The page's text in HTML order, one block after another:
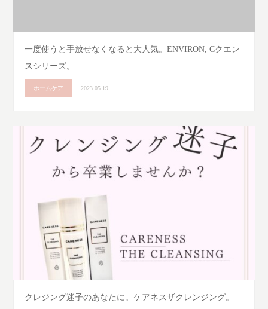
一度使うと手放せなくなると大人気。ENVIRON, Cクエン
スシリーズ。
ホームケア 2023.05.19
クレジング迷子のあなたに。ケアネスザクレンジング。